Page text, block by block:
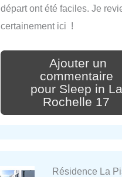
départ ont été faciles. Je
certainement ici !
Ajouter un
commentaire
pour Sleep in La
Rochelle 17
Résidence La